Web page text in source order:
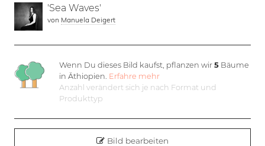
'Sea Waves'
von Manuela Deigert
Wenn Du dieses Bild kaufst, pflanzen wir5 Bäume
in Äthiopien. Erfahre mehr
Anzahl verändert sich je nach Format und
Produkttyp
Bild bearbeiten